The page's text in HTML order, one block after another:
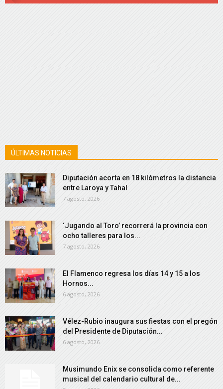
ÚLTIMAS NOTICIAS
Diputación acorta en 18 kilómetros la distancia
entre Laroya y Tahal
7 agosto, 2026
‘Jugando al Toro’ recorrerá la provincia con
ocho talleres para los...
7 agosto, 2026
El Flamenco regresa los días 14 y 15 a los
Hornos...
6 agosto, 2026
Vélez-Rubio inaugura sus fiestas con el pregón
del Presidente de Diputación...
6 agosto, 2026
Musimundo Enix se consolida como referente
musical del calendario cultural de...